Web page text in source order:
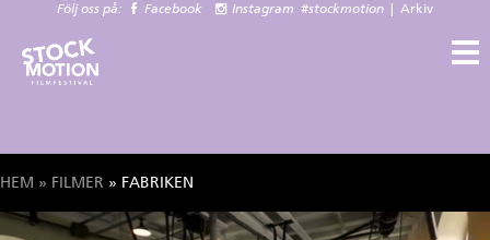
Följ oss på: Facebook Instagram #stockmotion Arkiv
Du är här
HEM » FILMER » FABRIKEN